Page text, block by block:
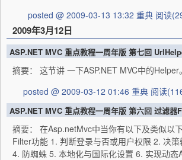
posted @ 2009-03-13 13:32 重典 阅读
2009年3月12日
ASP.NET MVC 重点教程一周年版 第七回
摘要： 这节讲 一下ASP.NET MVC中的Helper
posted @ 2009-03-12 01:46 重典 阅读
ASP.NET MVC 重点教程一周年版 第六回 过滤器
摘要： 在Asp.netMvc中当你有以下及类似以
Filter功能 1. 判断登录与否或用户权限 2. 决
4. 防蜘蛛 5. 本地化与国际化设置 6. 实现动态